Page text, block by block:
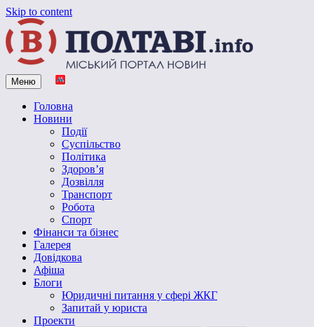
Skip to content
Vpoltave.info
Полтавський портал новин
Меню
Головна
Новини
Події
Суспільство
Політика
Здоров’я
Дозвілля
Транспорт
Робота
Спорт
Фінанси та бізнес
Галерея
Довідкова
Афіша
Блоги
Юридичні питання у сфері ЖКГ
Запитай у юриста
Проекти